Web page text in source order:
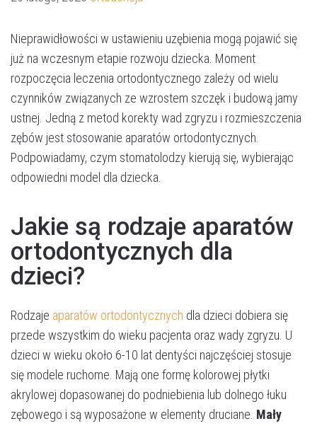
Nieprawidłowości w ustawieniu uzębienia mogą pojawić się
już na wczesnym etapie rozwoju dziecka. Moment
rozpoczęcia leczenia ortodontycznego zależy od wielu
czynników związanych ze wzrostem szczęk i budową jamy
ustnej. Jedną z metod korekty wad zgryzu i rozmieszczenia
zębów jest stosowanie aparatów ortodontycznych.
Podpowiadamy, czym stomatolodzy kierują się, wybierając
odpowiedni model dla dziecka.
Jakie są rodzaje aparatów
ortodontycznych dla
dzieci?
Rodzaje aparatów ortodontycznych dla dzieci dobiera się
przede wszystkim do wieku pacjenta oraz wady zgryzu. U
dzieci w wieku około 6-10 lat dentyści najczęściej stosuje
się modele ruchome. Mają one formę kolorowej płytki
akrylowej dopasowanej do podniebienia lub dolnego łuku
zębowego i są wyposażone w elementy druciane. Mały